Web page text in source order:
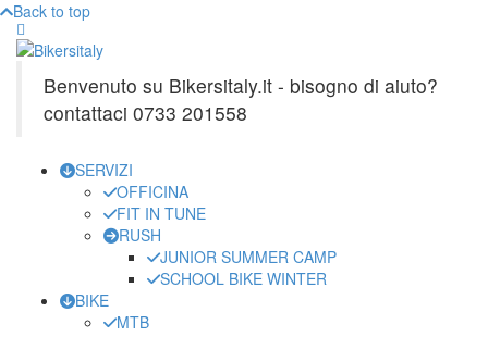
Back to top
Benvenuto su Bikersitaly.it - bisogno di aiuto?
contattaci 0733 201558
SERVIZI
OFFICINA
FIT IN TUNE
RUSH
JUNIOR SUMMER CAMP
SCHOOL BIKE WINTER
BIKE
MTB